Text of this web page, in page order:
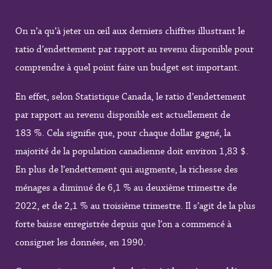
On n’a qu’à jeter un œil aux derniers chiffres illustrant le
ratio d’endettement par rapport au revenu disponible pour
comprendre à quel point faire un budget est important.
En effet, selon Statistique Canada, le ratio d’endettement
par rapport au revenu disponible est actuellement de
183 %. Cela signifie que, pour chaque dollar gagné, la
majorité de la population canadienne doit environ 1,83 $.
En plus de l’endettement qui augmente, la richesse des
ménages a diminué de 6,1 % au deuxième trimestre de
2022, et de 2,1 % au troisième trimestre. Il s’agit de la plus
forte baisse enregistrée depuis que l’on a commencé à
consigner les données, en 1990.